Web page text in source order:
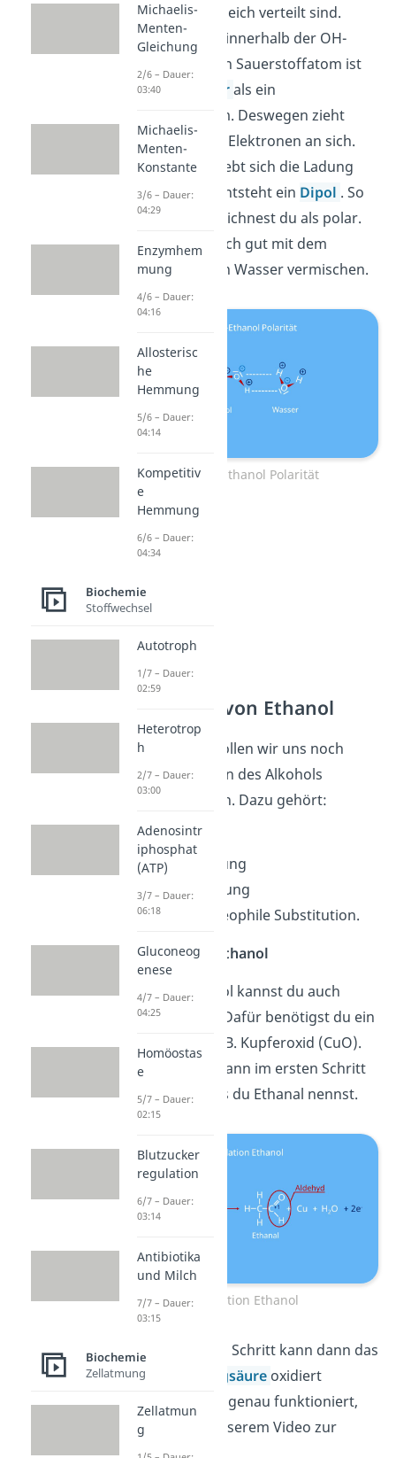
Moleküls nicht gleich verteilt sind.
Genauer gesagt innerhalb der OH-
Gruppe. Denn ein Sauerstoffatom ist
elektronegativerals ein
Wasserstoffatom. Deswegen zieht
Sauerstoff mehr Elektronen an sich.
Dadurch verschiebt sich die Ladung
/ δ ) und es entsteht ein Dipol . So
ein Molekül bezeichnest du als polar.
Daher kann es sich gut mit dem
ebenfalls polaren Wasser vermischen.
Wasser-Ethanol Polarität
Reaktionen von Ethanol
Im Folgenden wollen wir uns noch
einige Reaktionen des Alkohols
genauer ansehen. Dazu gehört:
die Oxidation
die Veresterung
die Etherbildung
und die nucleophile Substitution.
Oxidation von Ethanol
Wie jeden Alkohol kannst du auch
EtOH oxidieren. Dafür benötigst du ein
Metalloxid wie z.B. Kupferoxid (CuO).
Dabei entsteht dann im ersten Schritt
ein Aldehyd , das du Ethanal nennst.
Oxidation Ethanol
In einem zweiten Schritt kann dann das
Ethanal zur
Essigsäure oxidiert
werden. Wie das genau funktioniert,
erfährst du in unserem Video zur
Oxidation!
Michaelis-
Menten-
Gleichung
2/6 – Dauer:
03:40
Michaelis-
Menten-
Konstante
3/6 – Dauer:
04:29
Enzymhem
mung
4/6 – Dauer:
04:16
Allosterisc
he
Hemmung
5/6 – Dauer:
04:14
Kompetitiv
e
Hemmung
6/6 – Dauer:
04:34
Biochemie
Stoffwechsel
Autotroph
1/7 – Dauer:
02:59
Heterotrop
h
2/7 – Dauer:
03:00
Adenosintr
iphosphat
(ATP)
3/7 – Dauer:
06:18
Gluconeog
enese
4/7 – Dauer:
04:25
Homöostas
e
5/7 – Dauer:
02:15
Blutzucker
regulation
6/7 – Dauer:
03:14
Antibiotika
und Milch
7/7 – Dauer:
03:15
Biochemie
Zellatmung
Zellatmun
g